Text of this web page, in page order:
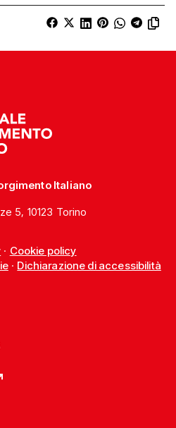
Italiano
5, 10123 Torino
· Cookie policy
· Dichiarazione di accessibilità